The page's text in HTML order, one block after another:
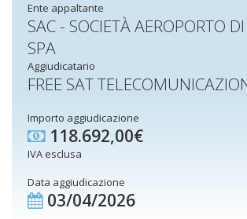
Ente appaltante
SAC - SOCIETÀ AEROPORTO
SPA
Aggiudicatario
FREE SAT
Importo aggiudicazione
118.692,00€
IVA esclusa
Data aggiudicazione
03/04/2026